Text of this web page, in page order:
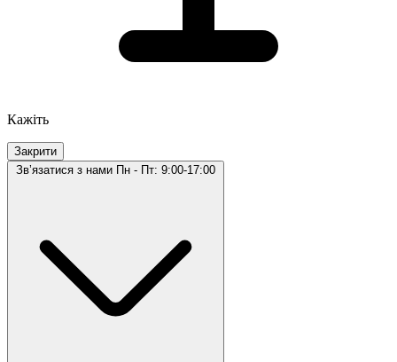
Кажіть
Закрити
Звʼязатися з нами
Пн - Пт: 9:00-17:00